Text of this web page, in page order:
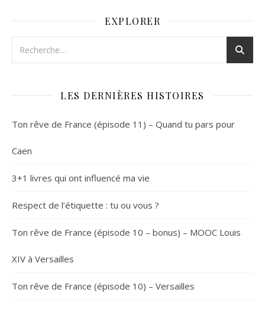
EXPLORER
LES DERNIÈRES HISTOIRES
Ton rêve de France (épisode 11) – Quand tu pars pour
Caen
3+1 livres qui ont influencé ma vie
Respect de l’étiquette : tu ou vous ?
Ton rêve de France (épisode 10 – bonus) – MOOC Louis
XIV à Versailles
Ton rêve de France (épisode 10) – Versailles